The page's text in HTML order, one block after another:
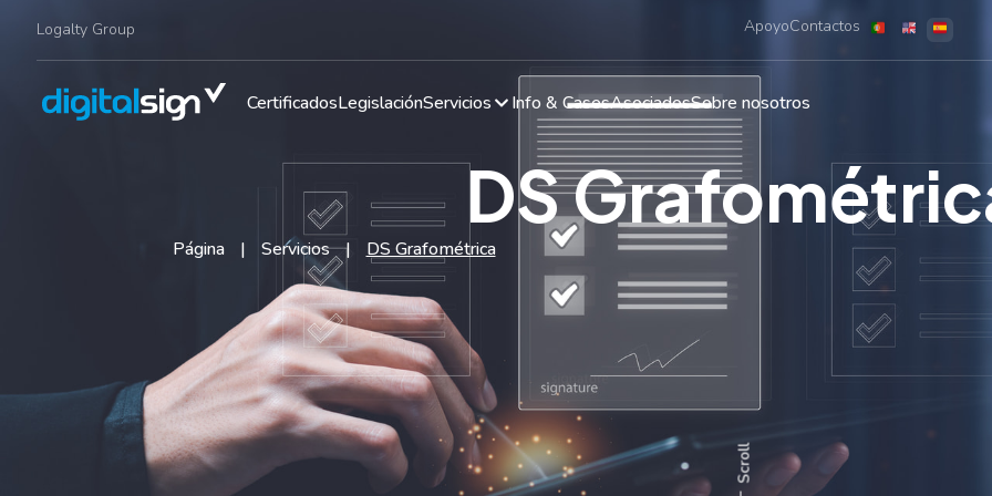
Logalty Group ApoyoContactos
CertificadosLegislaciónServicios Info & CasesAsociadosSobre nosotros
DS
Página | Servicios | DS Grafométrica
Scroll